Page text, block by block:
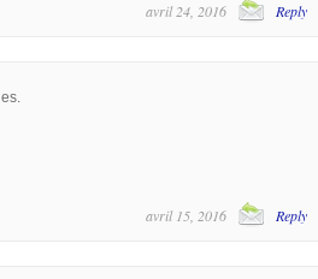
avril 24, 2016 Reply
avril 15, 2016 Reply